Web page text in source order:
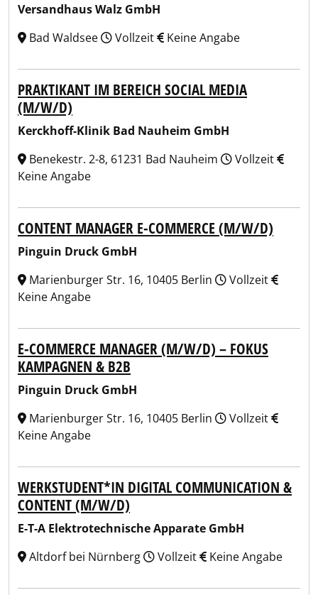
Versandhaus Walz GmbH
Bad Waldsee
Vollzeit Keine Angabe
PRAKTIKANT IM BEREICH SOCIAL MEDIA
(M/W/D)
Kerckhoff-Klinik Bad Nauheim GmbH
Benekestr. 2-8, 61231 Bad Nauheim
Vollzeit
Keine Angabe
CONTENT MANAGER E-COMMERCE (M/W/D)
Pinguin Druck GmbH
Marienburger Str. 16, 10405 Berlin
Vollzeit
Keine Angabe
E-COMMERCE MANAGER (M/W/D) – FOKUS
KAMPAGNEN & B2B
Pinguin Druck GmbH
Marienburger Str. 16, 10405 Berlin
Vollzeit
Keine Angabe
WERKSTUDENT*IN DIGITAL COMMUNICATION &
CONTENT (M/W/D)
E-T-A Elektrotechnische Apparate GmbH
Altdorf bei Nürnberg
Vollzeit Keine Angabe